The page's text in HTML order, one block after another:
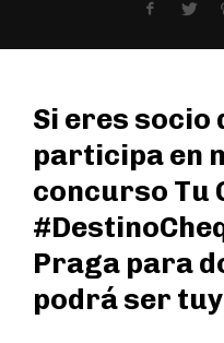
Si eres socio
participa en
concurso Tu
Praga para
podrá ser